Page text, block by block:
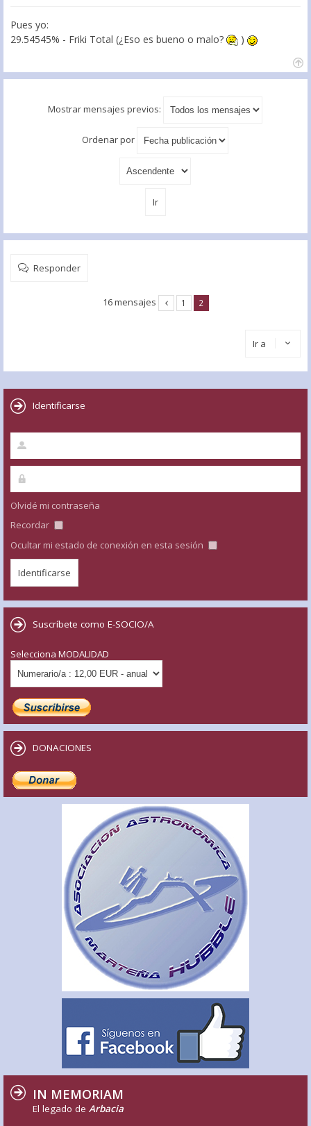
Pues yo:
29.54545% - Friki Total (¿Eso es bueno o malo?
)
Mostrar mensajes previos:
Ordenar por
Responder
16 mensajes 1 2
Ir a
Identificarse
Olvidé mi contraseña
Recordar
Ocultar mi estado de conexión en esta sesión
Suscríbete como E-SOCIO/A
Selecciona MODALIDAD
DONACIONES
IN MEMORIAM
El legado de Arbacia